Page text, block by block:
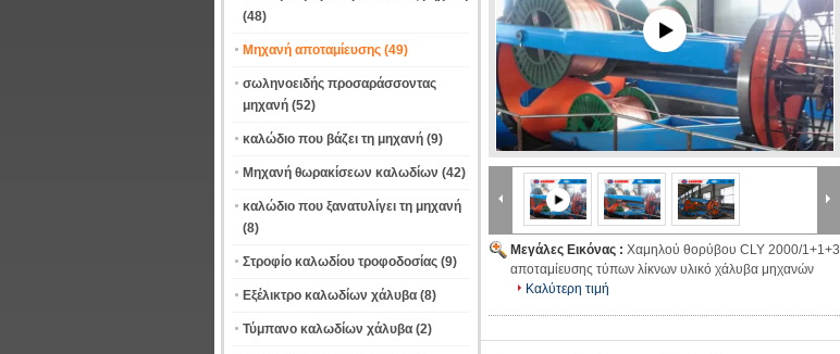
(48)
Μηχανή αποταμίευσης (49)
σωληνοειδής προσαράσσοντας
μηχανή (52)
καλώδιο που βάζει τη μηχανή (9)
Μηχανή θωρακίσεων καλωδίων (42)
καλώδιο που ξανατυλίγει τη μηχανή
(8)
Στροφίο καλωδίου τροφοδοσίας (9)
Εξέλικτρο καλωδίων χάλυβα (8)
Τύμπανο καλωδίων χάλυβα (2)
Μεγάλες Εικόνας : Χαμηλού θορύβου CLY 2000/1+1+3
αποταμίευσης τύπων λίκνων υλικό χάλυβα μηχανών
Καλύτερη τιμή